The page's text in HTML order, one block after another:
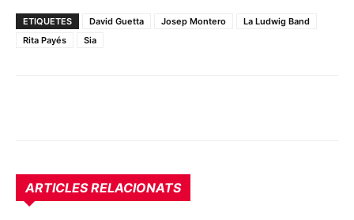
ETIQUETES David Guetta Josep Montero
La Ludwig Band
Rita Payés
Sia
ARTICLES RELACIONATS